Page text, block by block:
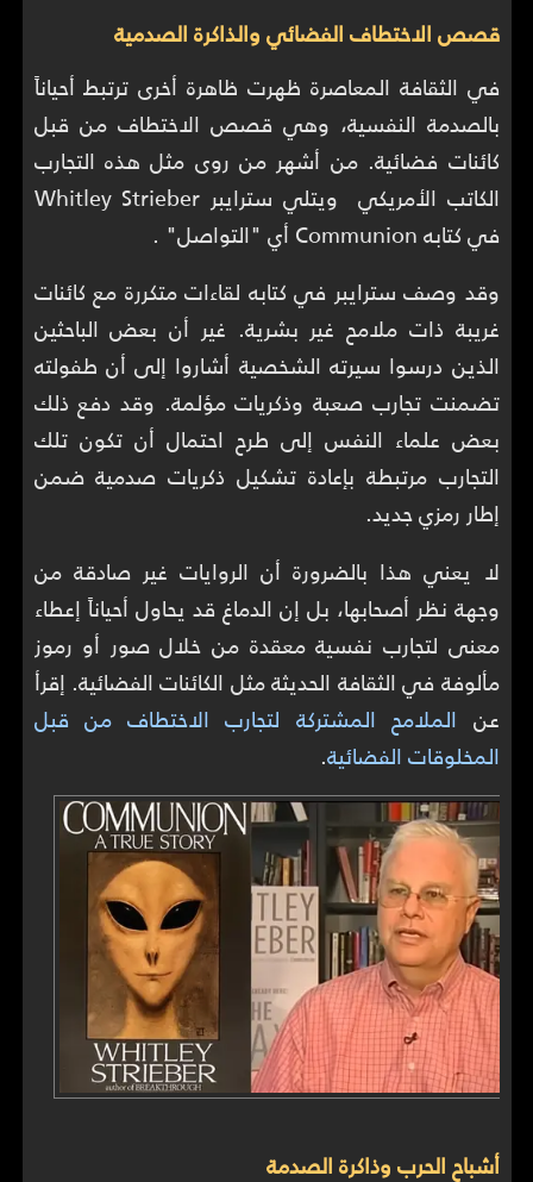
قصص الاختطاف الفضائي والذاكرة الصدمية
في الثقافة المعاصرة ظهرت ظاهرة أخرى ترتبط أحياناً
بالصدمة النفسية، وهي قصص الاختطاف من قبل
كائنات فضائية. من أشهر من روى مثل هذه التجارب
الكاتب الأمريكي ويتلي سترايبر Whitley Strieber
في كتابه Communion أي "التواصل" .
وقد وصف سترايبر في كتابه لقاءات متكررة مع كائنات
غريبة ذات ملامح غير بشرية. غير أن بعض الباحثين
الذين درسوا سيرته الشخصية أشاروا إلى أن طفولته
تضمنت تجارب صعبة وذكريات مؤلمة. وقد دفع ذلك
بعض علماء النفس إلى طرح احتمال أن تكون تلك
التجارب مرتبطة بإعادة تشكيل ذكريات صدمية ضمن
إطار رمزي جديد.
لا يعني هذا بالضرورة أن الروايات غير صادقة من
وجهة نظر أصحابها، بل إن الدماغ قد يحاول أحياناً إعطاء
معنى لتجارب نفسية معقدة من خلال صور أو رموز
مألوفة في الثقافة الحديثة مثل الكائنات الفضائية. إقرأ
عن الملامح المشتركة لتجارب الاختطاف من قبل
المخلوقات الفضائية.
أشباح الحرب وذاكرة الصدمة